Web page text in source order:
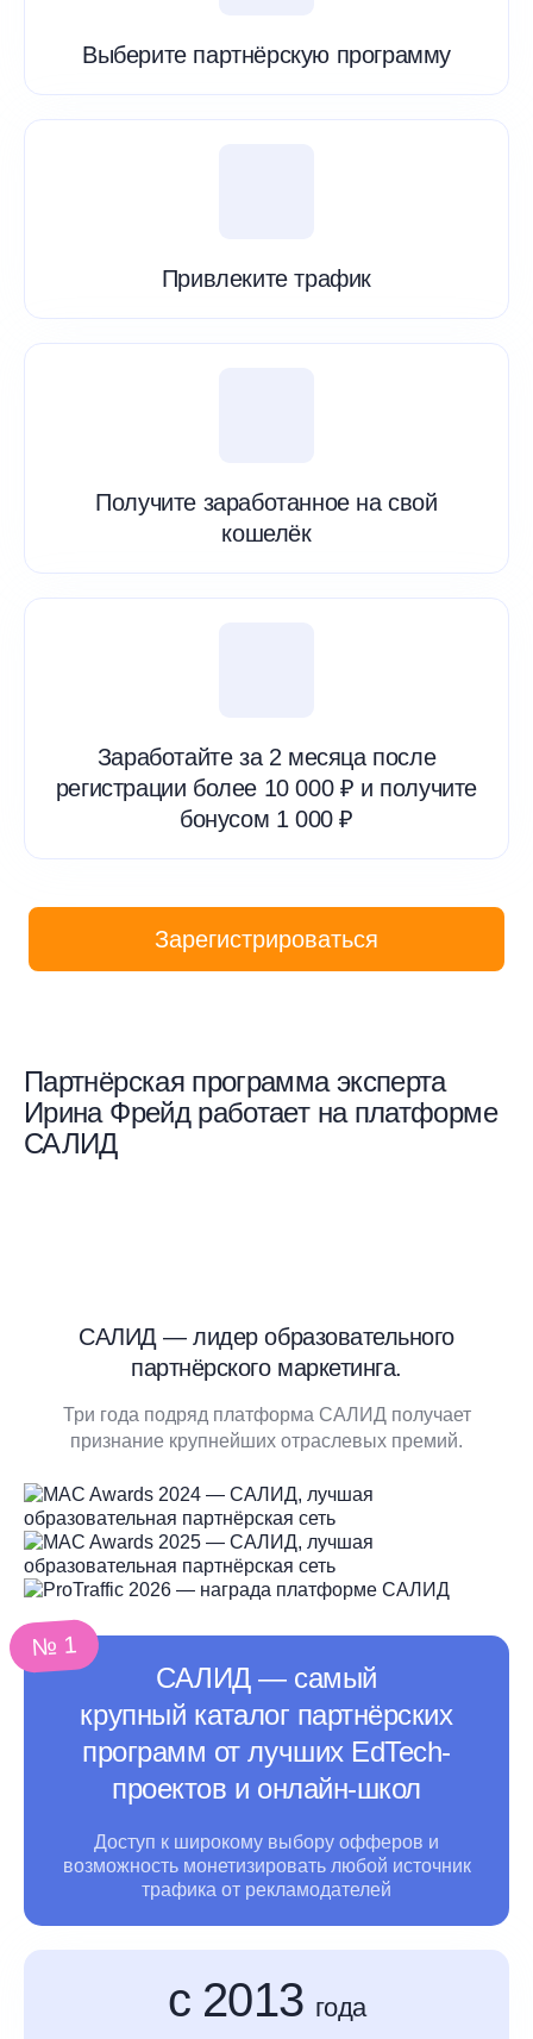
Выберите партнёрскую программу
Привлеките трафик
Получите заработанное на свой
кошелёк
Заработайте за 2 месяца после
регистрации более 10 000 ₽ и получите
бонусом 1 000 ₽
Зарегистрироваться
Партнёрская программа эксперта
Ирина Фрейд работает на платформе
САЛИД
САЛИД — лидер образовательного
партнёрского маркетинга.
Три года подряд платформа САЛИД получает
признание крупнейших отраслевых премий.
САЛИД ― самый
крупный каталог партнёрских
программ от лучших EdTech-
проектов и онлайн-школ
Доступ к широкому выбору офферов и
возможность монетизировать любой источник
трафика от рекламодателей
№ 1
с 2013 года